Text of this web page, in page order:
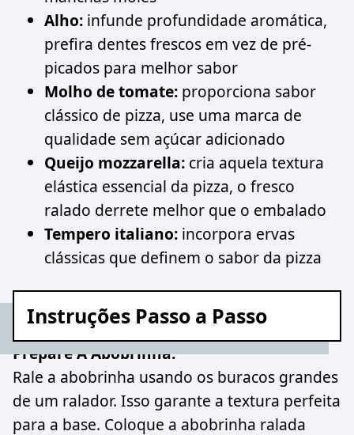
Alho: infunde profundidade aromática,
prefira dentes frescos em vez de pré-
picados para melhor sabor
Molho de tomate: proporciona sabor
clássico de pizza, use uma marca de
qualidade sem açúcar adicionado
Queijo mozzarella: cria aquela textura
elástica essencial da pizza, o fresco
ralado derrete melhor que o embalado
Tempero italiano: incorpora ervas
clássicas que definem o sabor da pizza
Instruções Passo a Passo
Prepare A Abobrinha:
Rale a abobrinha usando os buracos grandes
de um ralador. Isso garante a textura perfeita
para a base. Coloque a abobrinha ralada